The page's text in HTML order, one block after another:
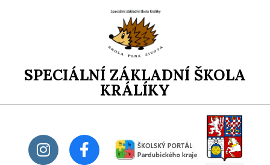
SPECIÁLNÍ ZÁKLADNÍ ŠKOLA
KRÁLÍKY